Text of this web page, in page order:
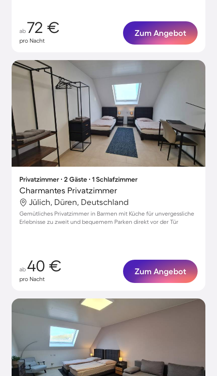
ab 72 €
pro Nacht
Zum Angebot
Privatzimmer ∙ 2 Gäste ∙ 1 Schlafzimmer
Charmantes Privatzimmer
Jülich, Düren, Deutschland
Gemütliches Privatzimmer in Barmen mit Küche für unvergessliche
Erlebnisse zu zweit und bequemem Parken direkt vor der Tür
ab 40 €
pro Nacht
Zum Angebot